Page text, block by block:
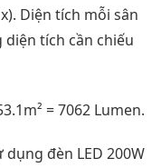
Diện tích mỗi sân
diện tích cần chiếu
= 7062 Lumen.
đèn LED 200W